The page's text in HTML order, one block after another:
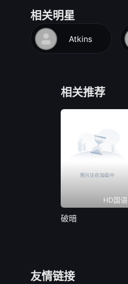
相关明星
Atkins
相关推荐
HD国语
破暗
友情链接